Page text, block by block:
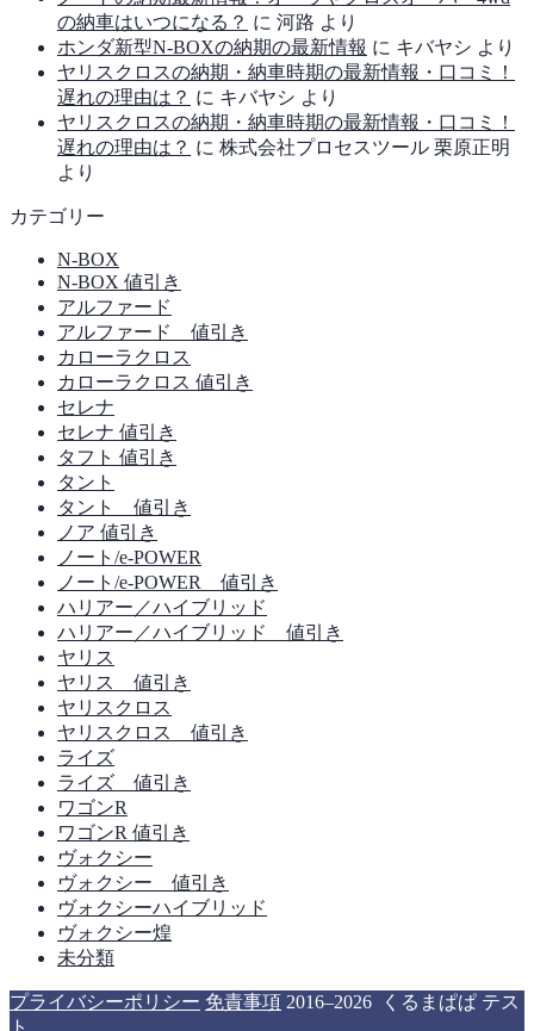
の納車はいつになる？ に 河路 より
ホンダ新型N-BOXの納期の最新情報 に キバヤシ より
ヤリスクロスの納期・納車時期の最新情報・口コミ！
遅れの理由は？ に キバヤシ より
ヤリスクロスの納期・納車時期の最新情報・口コミ！
遅れの理由は？ に 株式会社プロセスツール 栗原正明
より
カテゴリー
N-BOX
N-BOX 値引き
アルファード
アルファード 値引き
カローラクロス
カローラクロス 値引き
セレナ
セレナ 値引き
タフト 値引き
タント
タント 値引き
ノア 値引き
ノート/e-POWER
ノート/e-POWER 値引き
ハリアー／ハイブリッド
ハリアー／ハイブリッド 値引き
ヤリス
ヤリス 値引き
ヤリスクロス
ヤリスクロス 値引き
ライズ
ライズ 値引き
ワゴンR
ワゴンR 値引き
ヴォクシー
ヴォクシー 値引き
ヴォクシーハイブリッド
ヴォクシー煌
未分類
プライバシーポリシー 免責事項 2016–2026 くるまぱぱ テス
ト